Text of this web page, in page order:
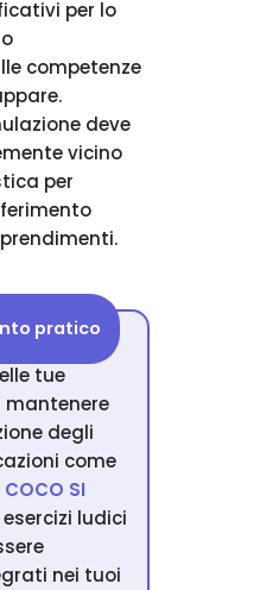
per lo
competenze
deve
vicino
per
pratico
di
tue
mantenere
degli
come
COCO SI
ludici
nei tuoi